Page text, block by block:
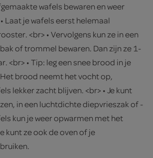
wafels bewaren en weer
Laat je wafels eerst helemaal
<br> • Vervolgens kun ze in een
of trommel bewaren. Dan zijn ze 1-
<br> • Tip: leg een snee brood in je
brood neemt het vocht op,
lekker zacht blijven. <br> • Je kunt
in een luchtdichte diepvrieszak of -
kun je weer opwarmen met het
kunt ze ook de oven of je